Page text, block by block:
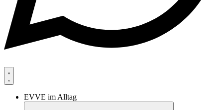
EVVE im Alltag